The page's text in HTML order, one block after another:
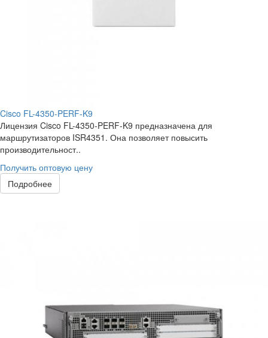
Cisco FL-4350-PERF-K9
Лицензия Cisco FL-4350-PERF-K9 предназначена для
маршрутизаторов ISR4351. Она позволяет повысить
производительност..
Получить оптовую цену
Подробнее